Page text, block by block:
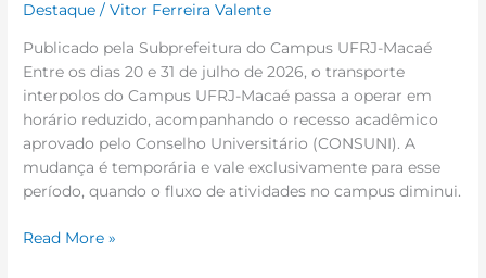
Destaque /Vitor Ferreira Valente
Publicado pela Subprefeitura do Campus UFRJ-Macaé
Entre os dias 20 e 31 de julho de 2026, o transporte
interpolos do Campus UFRJ-Macaé passa a operar em
horário reduzido, acompanhando o recesso acadêmico
aprovado pelo Conselho Universitário (CONSUNI). A
mudança é temporária e vale exclusivamente para esse
período, quando o fluxo de atividades no campus diminui.
Read More »